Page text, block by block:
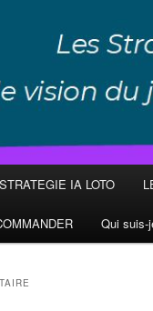
STRATEGIE IA LOTO
Qui suis-